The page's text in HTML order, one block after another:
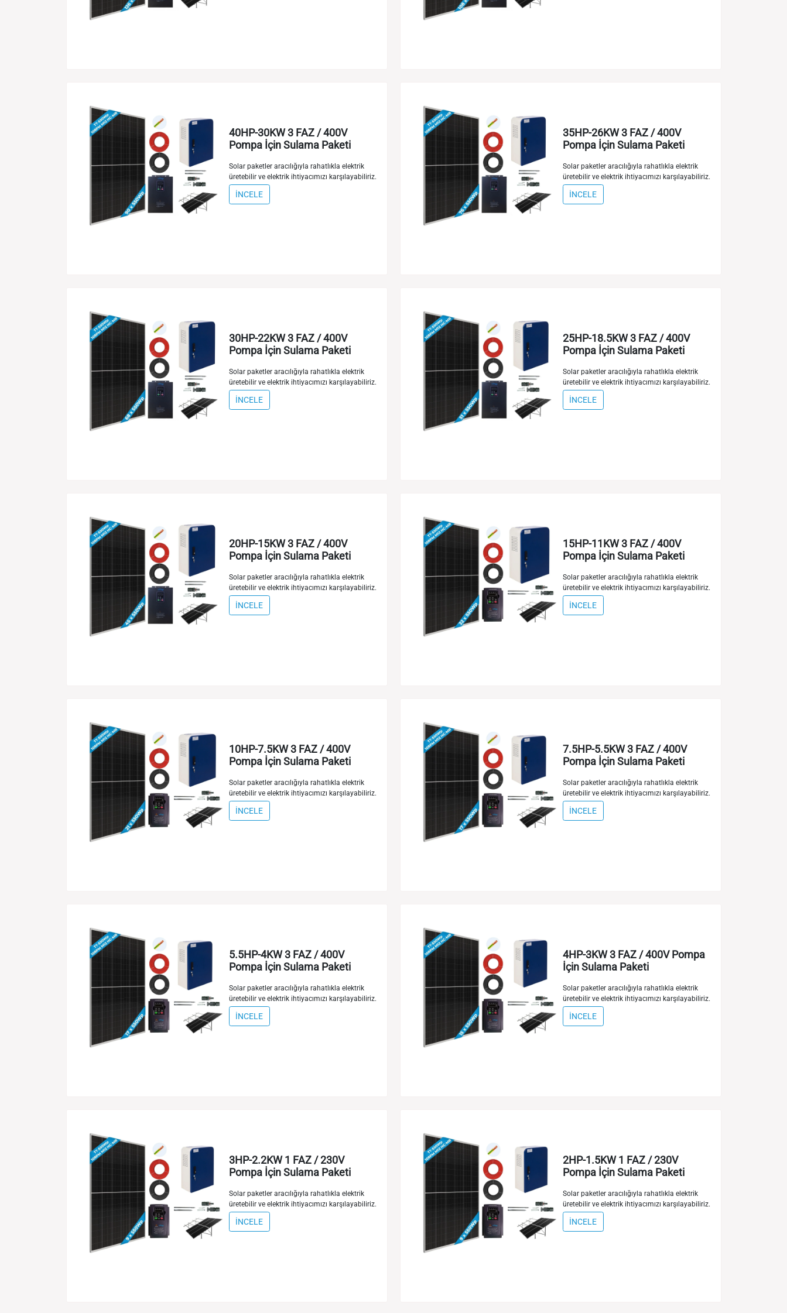
40HP-30KW 3 FAZ / 400V
Pompa İçin Sulama Paketi
Solar paketler aracılığıyla rahatlıkla elektrik
üretebilir ve elektrik ihtiyacımızı karşılayabiliriz.
İNCELE
35HP-26KW 3 FAZ / 400V
Pompa İçin Sulama Paketi
Solar paketler aracılığıyla rahatlıkla elektrik
üretebilir ve elektrik ihtiyacımızı karşılayabiliriz.
İNCELE
30HP-22KW 3 FAZ / 400V
Pompa İçin Sulama Paketi
Solar paketler aracılığıyla rahatlıkla elektrik
üretebilir ve elektrik ihtiyacımızı karşılayabiliriz.
İNCELE
25HP-18.5KW 3 FAZ / 400V
Pompa İçin Sulama Paketi
Solar paketler aracılığıyla rahatlıkla elektrik
üretebilir ve elektrik ihtiyacımızı karşılayabiliriz.
İNCELE
20HP-15KW 3 FAZ / 400V
Pompa İçin Sulama Paketi
Solar paketler aracılığıyla rahatlıkla elektrik
üretebilir ve elektrik ihtiyacımızı karşılayabiliriz.
İNCELE
15HP-11KW 3 FAZ / 400V
Pompa İçin Sulama Paketi
Solar paketler aracılığıyla rahatlıkla elektrik
üretebilir ve elektrik ihtiyacımızı karşılayabiliriz.
İNCELE
10HP-7.5KW 3 FAZ / 400V
Pompa İçin Sulama Paketi
Solar paketler aracılığıyla rahatlıkla elektrik
üretebilir ve elektrik ihtiyacımızı karşılayabiliriz.
İNCELE
7.5HP-5.5KW 3 FAZ / 400V
Pompa İçin Sulama Paketi
Solar paketler aracılığıyla rahatlıkla elektrik
üretebilir ve elektrik ihtiyacımızı karşılayabiliriz.
İNCELE
5.5HP-4KW 3 FAZ / 400V
Pompa İçin Sulama Paketi
Solar paketler aracılığıyla rahatlıkla elektrik
üretebilir ve elektrik ihtiyacımızı karşılayabiliriz.
İNCELE
4HP-3KW 3 FAZ / 400V Pompa
İçin Sulama Paketi
Solar paketler aracılığıyla rahatlıkla elektrik
üretebilir ve elektrik ihtiyacımızı karşılayabiliriz.
İNCELE
3HP-2.2KW 1 FAZ / 230V
Pompa İçin Sulama Paketi
Solar paketler aracılığıyla rahatlıkla elektrik
üretebilir ve elektrik ihtiyacımızı karşılayabiliriz.
İNCELE
2HP-1.5KW 1 FAZ / 230V
Pompa İçin Sulama Paketi
Solar paketler aracılığıyla rahatlıkla elektrik
üretebilir ve elektrik ihtiyacımızı karşılayabiliriz.
İNCELE